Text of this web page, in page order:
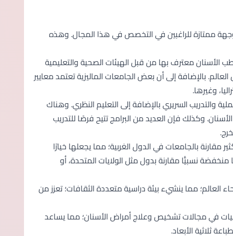
وجهة ممتازة للراغبين في التخصص في هذا المجال. وهذه
الأسنان معترف بها من قبل الهيئات الصحية والتعليمية
بالإضافة إلى أن بعض الجامعات الماليزية تعتمد معايير
وغيرها.
والتدريب السريري بالإضافة إلى التعليم النظري. وهناك
وكذلك فإن العديد من البرامج تتيح فرصًا للتدريب
مقارنة بالجامعات في الدول الغربية؛ مما يجعلها خيارًا
نسبيًّا مقارنة بدول مثل الولايات المتحدة، أو
العالم؛ مما ينشيء بيئة دراسية متعددة الثقافات؛ تعزز من
في مجالات تشخيص وعلاج أمراض الأسنان؛ مما يساعد
ثلاثية الأبعاد.